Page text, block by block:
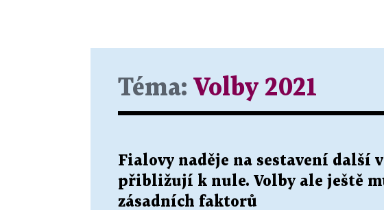
Téma: Volby 2021
Fialovy naděje na sestavení další
přibližují k nule. Volby ale ještě
zásadních faktorů